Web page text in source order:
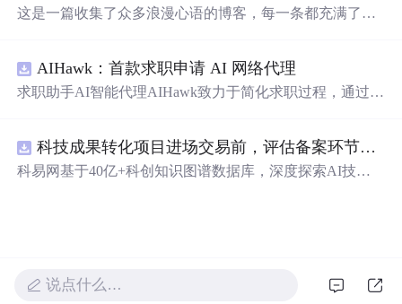
S样式和JavaScript事件监听的运用，增加了互动性和趣味
这是一篇收集了众多浪漫心语的博客，每一条都充满了甜
的独特情感，仿佛每个瞬间都因你而闪耀。这些话语如同
繁星，照亮了平凡的日子，让人感受到爱的力量和美好。
AIHawk：首款求职申请 AI 网络代理
求职助手AI智能代理AIHawk致力于简化求职过程，通过自
科技成果转化项目进场交易前，评估备案环节需要准备哪些材料？.docx
科易网基于40亿+科创知识图谱数据库，深度探索AI技术
说点什么…